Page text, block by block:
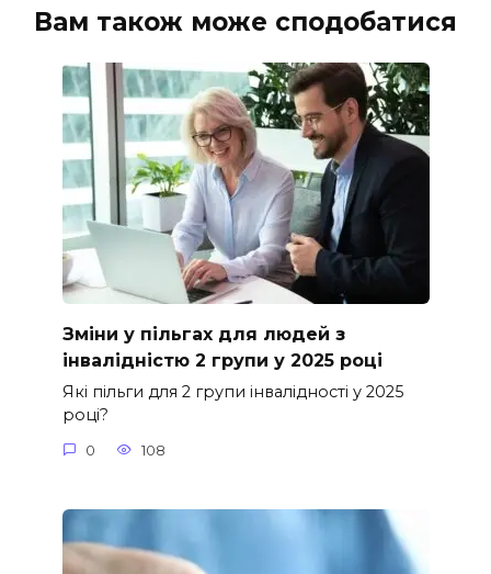
Вам також може сподобатися
Зміни у пільгах для людей з
інвалідністю 2 групи у 2025 році
Які пільги для 2 групи інвалідності у 2025
році?
0 108